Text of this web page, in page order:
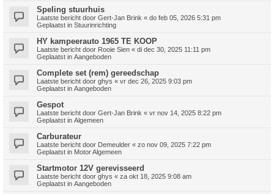
Speling stuurhuis
Laatste bericht door Gert-Jan Brink « do feb 05, 2026 5:31 pm
Geplaatst in Stuurinrichting
HY kampeerauto 1965 TE KOOP
Laatste bericht door Rooie Sien « di dec 30, 2025 11:11 pm
Geplaatst in Aangeboden
Complete set (rem) gereedschap
Laatste bericht door ghys « vr dec 26, 2025 9:03 pm
Geplaatst in Aangeboden
Gespot
Laatste bericht door Gert-Jan Brink « vr nov 14, 2025 8:22 pm
Geplaatst in Algemeen
Carburateur
Laatste bericht door Demeulder « zo nov 09, 2025 7:22 pm
Geplaatst in Motor Algemeen
Startmotor 12V gerevisseerd
Laatste bericht door ghys « za okt 18, 2025 9:08 am
Geplaatst in Aangeboden